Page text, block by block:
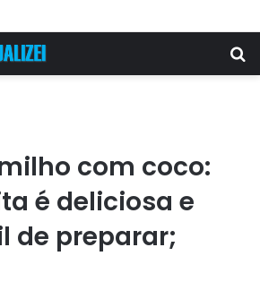
com coco:
é deliciosa e
de preparar;